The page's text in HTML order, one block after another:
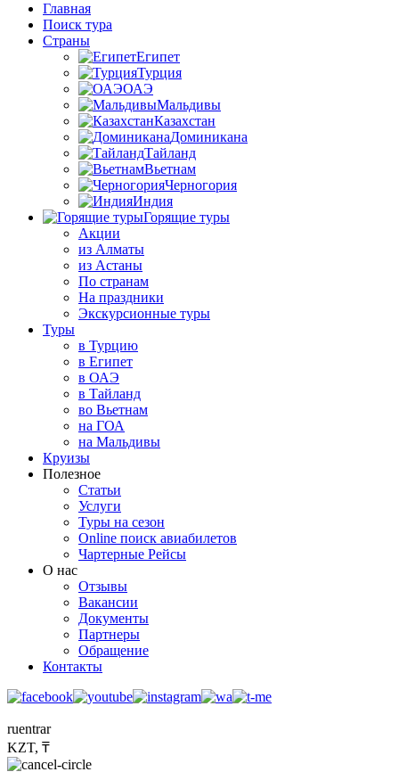
Главная
Поиск тура
Страны
Египет
Турция
ОАЭ
Мальдивы
Казахстан
Доминикана
Тайланд
Вьетнам
Черногория
Индия
Горящие туры
Акции
из Алматы
из Астаны
По странам
На праздники
Экскурсионные туры
Туры
в Турцию
в Египет
в ОАЭ
в Тайланд
во Вьетнам
на ГОА
на Мальдивы
Круизы
Полезное
Статьи
Услуги
Туры на сезон
Online поиск авиабилетов
Чартерные Рейсы
О нас
Отзывы
Вакансии
Документы
Партнеры
Обращение
Контакты
ruentrar
KZT, ₸